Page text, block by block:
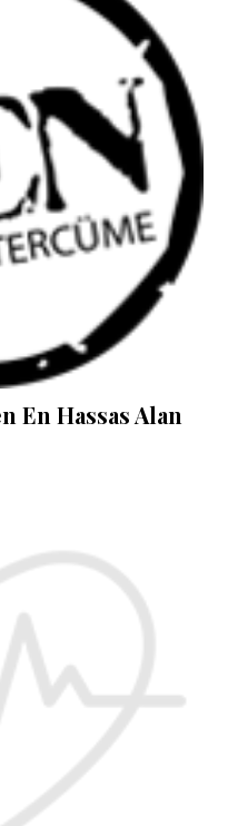
En Hassas Alan